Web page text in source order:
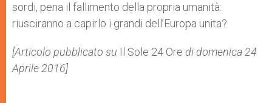
sordi, pena il fallimento della propria umanità:
riusciranno a capirlo i grandi dell’Europa unita?
[Articolo pubblicato su Il Sole 24 Ore di domenica 24
Aprile 2016]